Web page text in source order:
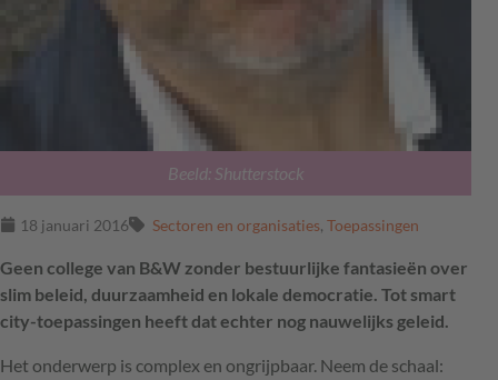
Beeld: Shutterstock
18 januari 2016 Sectoren en organisaties, Toepassingen
Geen college van B&W zonder bestuurlijke fantasieën over
slim beleid, duurzaamheid en lokale democratie. Tot smart
city-toepassingen heeft dat echter nog nauwelijks geleid.
Het onderwerp is complex en ongrijpbaar. Neem de schaal: